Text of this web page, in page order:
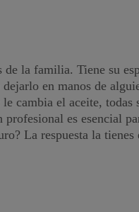
la familia. Tiene su
en manos de
cambia el aceite,
es esencial
La respuesta la